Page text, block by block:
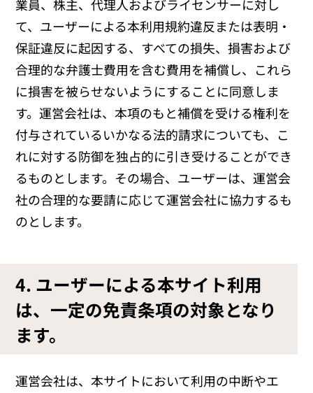
業員、株主、代理人およびライセンサーに対し
て、ユーザーによる本利用規約違反または表明・
保証違反に起因する、すべての損失、損害および
合理的な弁護士費用を含む費用を補償し、これら
に損害を被らせないようにすることに同意しま
す。運営会社は、本項のもと補償を受ける権利を
付与されているいかなる法的請求についても、こ
れに対する防御を独占的に引き受けることができ
るものとします。その場合、ユーザーは、運営会
社の合理的な要請に応じて運営会社に協力するも
のとします。
4. ユーザーによる本サイト利用
は、一定の免責条項の対象となり
ます。
運営会社は、本サイトにおいて利用の中断やエ